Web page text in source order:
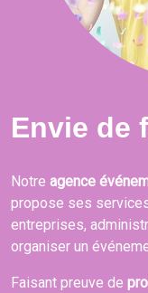
Envie de
Notre agence
propose ses
entreprises,
organiser un
Faisant preuve de